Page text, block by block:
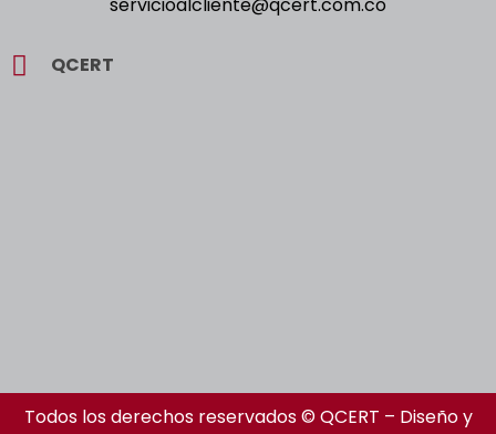
QCERT
Todos los derechos reservados © QCERT – Diseño y